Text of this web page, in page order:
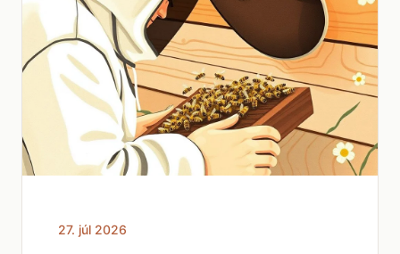
27. júl 2026